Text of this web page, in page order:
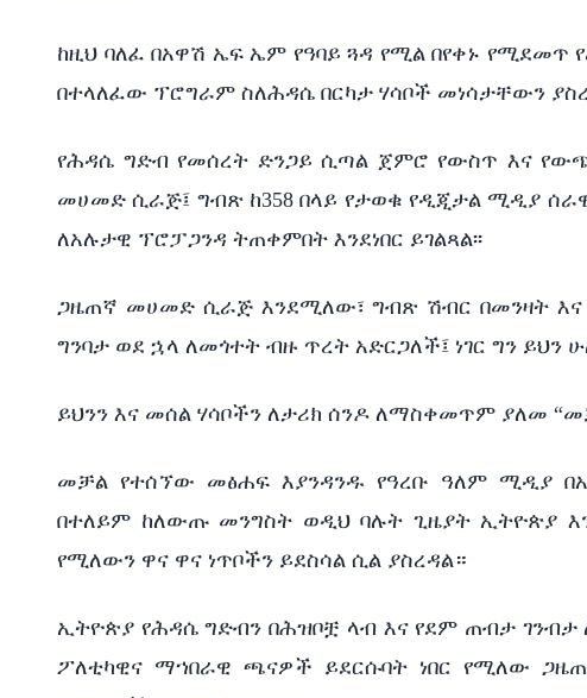
ከዚህ ባለፈ በአዋሽ ኤፍ ኤም የዓባይ ጓዳ የሚል በየቀኑ
በተላለፈው ፕሮግራም ስለሕዳሴ በርካታ ሃሳቦች መነሳታቸውን
የሕዳሴ ግድብ የመሰረት ድንጋይ ሲጣል ጀምሮ የውስጥ እና
መሀመድ ሲራጅ፤ ግብጽ ከ358 በላይ የታወቁ የዲጂታል ሚዲያ
ለአሉታዊ ፕሮፓጋንዳ ትጠቀምበት እንደነበር ይገልጻል፡፡
ጋዜጠኛ መሀመድ ሲራጅ እንደሚለው፣ ግብጽ ሽብር በመንዛት እና
ግንባታ ወደ ኋላ ለመጎተት ብዙ ጥረት አድርጋለች፤ ነገር ግን ይህን
ይህንን እና መሰል ሃሳቦችን ለታሪክ ሰንዶ ለማስቀመጥም ያለመ
መቻል የተሰኘው መፅሐፍ እያንዳንዱ የዓረቡ ዓለም ሚዲያ
በተለይም ከለውጡ መንግስት ወዲህ ባሉት ጊዜያት ኢትዮጵያ
የሚለውን ዋና ዋና ነጥቦችን ይደስሳል ሲል ያስረዳል።
ኢትዮጵያ የሕዳሴ ግድብን በሕዝቦቿ ላብ እና የደም ጠብታ
ፖለቲካዊና ማኀበራዊ ጫናዎች ይደርሱባት ነበር የሚለው